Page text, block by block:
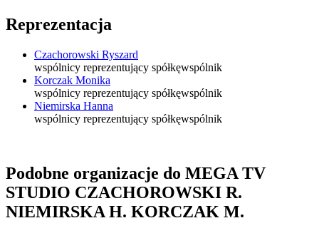
Reprezentacja
Czachorowski Ryszard
wspólnicy reprezentujący spółkęwspólnik
Korczak Monika
wspólnicy reprezentujący spółkęwspólnik
Niemirska Hanna
wspólnicy reprezentujący spółkęwspólnik
Podobne organizacje do MEGA TV
STUDIO CZACHOROWSKI R.
NIEMIRSKA H. KORCZAK M.